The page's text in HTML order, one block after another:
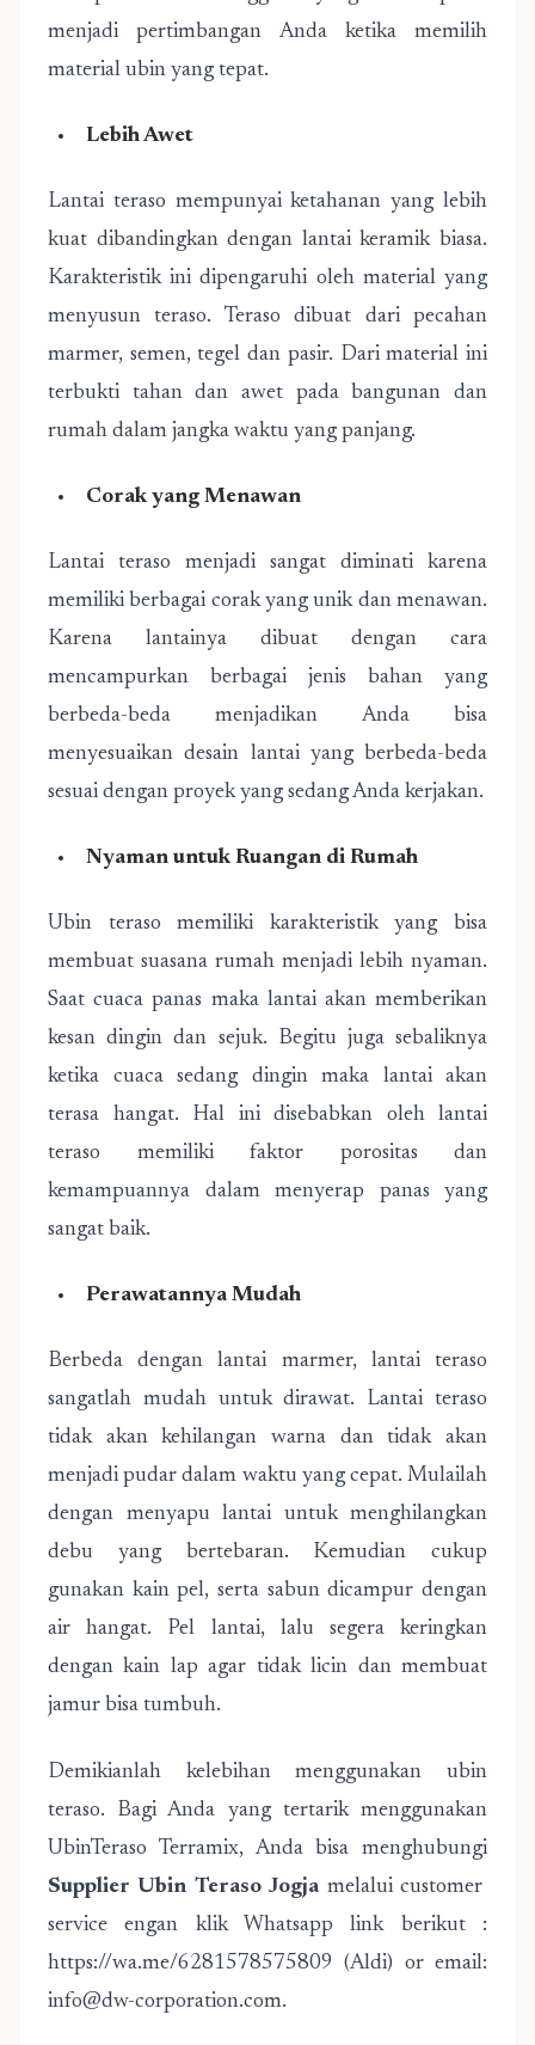
menjadi pertimbangan Anda ketika memilih
material ubin yang tepat.
Lebih Awet
Lantai teraso mempunyai ketahanan yang lebih
kuat dibandingkan dengan lantai keramik biasa.
Karakteristik ini dipengaruhi oleh material yang
menyusun teraso. Teraso dibuat dari pecahan
marmer, semen, tegel dan pasir. Dari material ini
terbukti tahan dan awet pada bangunan dan
rumah dalam jangka waktu yang panjang.
Corak yang Menawan
Lantai teraso menjadi sangat diminati karena
memiliki berbagai corak yang unik dan menawan.
Karena lantainya dibuat dengan cara
mencampurkan berbagai jenis bahan yang
berbeda-beda menjadikan Anda bisa
menyesuaikan desain lantai yang berbeda-beda
sesuai dengan proyek yang sedang Anda kerjakan.
Nyaman untuk Ruangan di Rumah
Ubin teraso memiliki karakteristik yang bisa
membuat suasana rumah menjadi lebih nyaman.
Saat cuaca panas maka lantai akan memberikan
kesan dingin dan sejuk. Begitu juga sebaliknya
ketika cuaca sedang dingin maka lantai akan
terasa hangat. Hal ini disebabkan oleh lantai
teraso memiliki faktor porositas dan
kemampuannya dalam menyerap panas yang
sangat baik.
Perawatannya Mudah
Berbeda dengan lantai marmer, lantai teraso
sangatlah mudah untuk dirawat. Lantai teraso
tidak akan kehilangan warna dan tidak akan
menjadi pudar dalam waktu yang cepat. Mulailah
dengan menyapu lantai untuk menghilangkan
debu yang bertebaran. Kemudian cukup
gunakan kain pel, serta sabun dicampur dengan
air hangat. Pel lantai, lalu segera keringkan
dengan kain lap agar tidak licin dan membuat
jamur bisa tumbuh.
Demikianlah kelebihan menggunakan ubin
teraso. Bagi Anda yang tertarik menggunakan
UbinTeraso Terramix, Anda bisa menghubungi
Supplier Ubin Teraso Jogjamelalui customer
service engan klik Whatsapp link berikut :
https://wa.me/6281578575809 (Aldi) or email:
info@dw-corporation.com.